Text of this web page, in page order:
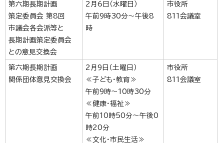
第六期長期計画
策定委員会 第8回
市議会各会派等と
長期計画策定委員会
との意見交換会
2月6日（水曜日）
午前9時30分～午後8
時
市役所
811会議室
第六期長期計画
関係団体意見交換会
2月9日（土曜日）
≪子ども・教育≫
午前9時～10時30分
≪健康・福祉≫
午前10時50分～午後0
時20分
≪文化・市民生活≫
市役所
811会議室